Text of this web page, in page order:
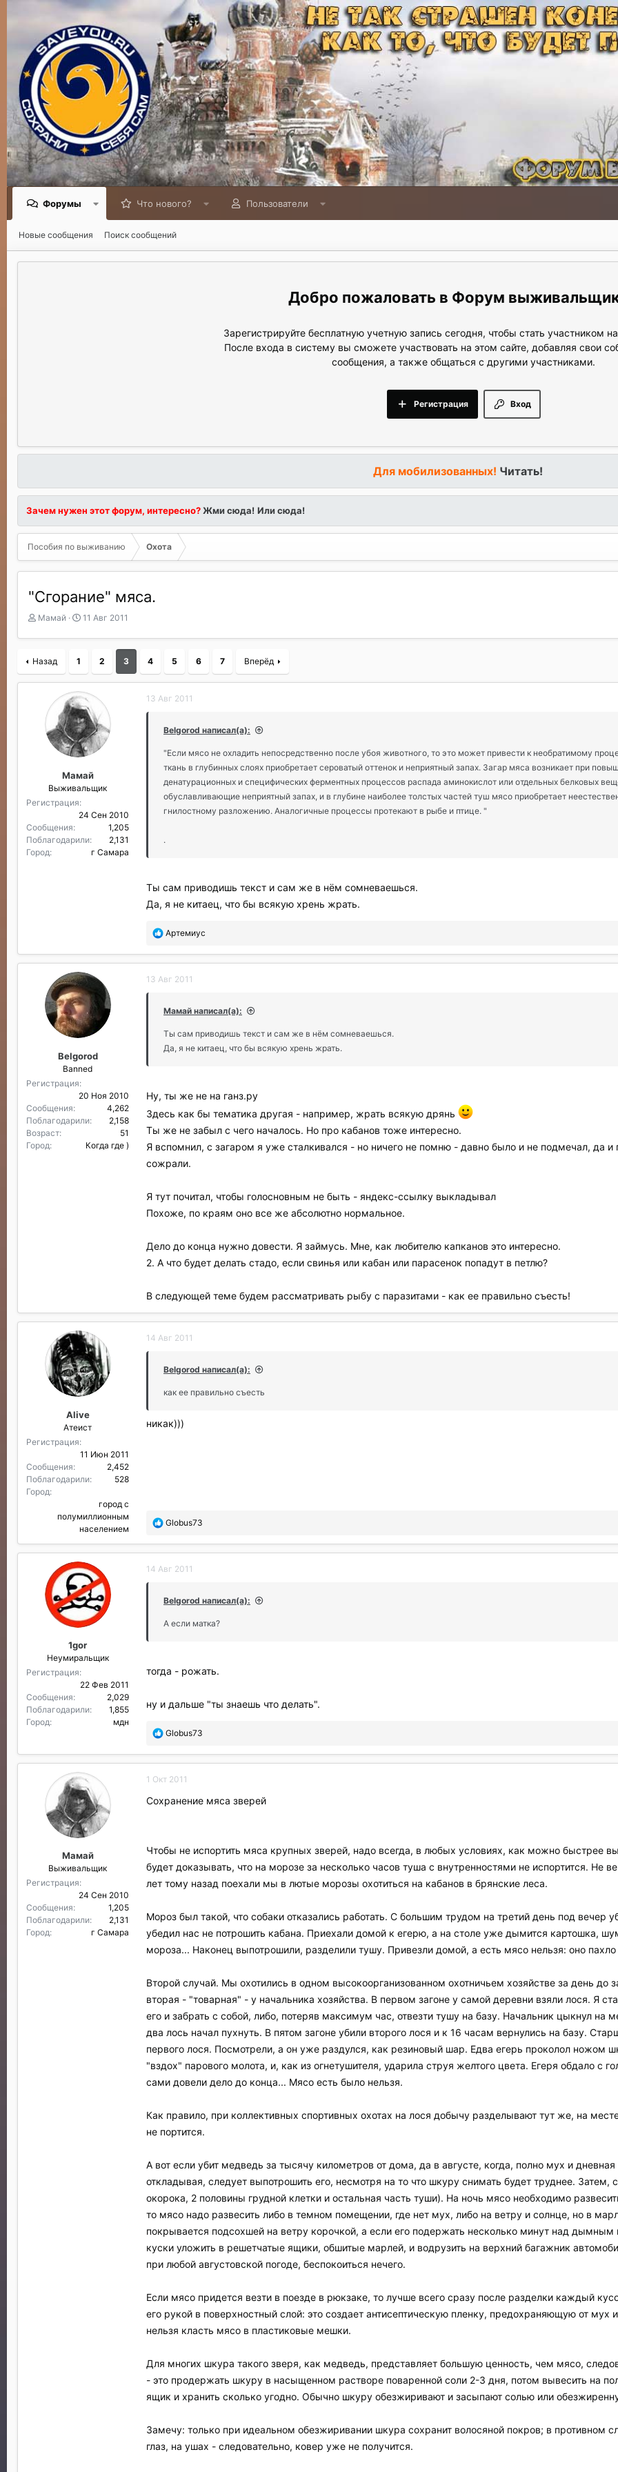
Форумы Что нового? Пользователи
Новые сообщения Поиск сообщений
Форум
Зарегистрируйте бесплатную учетную запись сегодня, чтобы стать участником
После входа в систему вы сможете участвовать на этом сайте, добавляя свои
сообщения, а также общаться с другими участниками.
Вход
Регистрация
Для мобилизованных! Читать!
Зачем нужен этот форум, интересно?Жми сюда! Или сюда!
Пособия по выживанию Охота
"Сгорание" мяса.
А
т
р
Мамай
Д
т
ч
а
л
а
11 Авг 2011
Назад 1 2 3 4 5 6 7 Вперёд
Мамай
Выживальщик
Регистрация
24 Сен 2010
Сообщения
1,205
Поблагодарили
2,131
Город
г Самара
13 Авг 2011
Belgorod написал(а):
"Если мясо не охладить непосредственно после убоя животного, то это может привести к необратимому
ткань в глубинных слоях приобретает сероватый оттенок и неприятный запах. Загар мяса возникает при
денатурационныx и специфических ферментных процессов распада аминокислот или отдельных белковых
обуславливающие неприятный запах, и в глубине наиболее толстых частей туш мясо приобретает
гнилостному разложению. Аналогичные процессы протекают в рыбе и птице. "
.
Ты сам приводишь текст и сам же в нём сомневаешься.
Да, я не китаец, что бы всякую хрень жрать.
П
б
а
о
а
р
:
Артемиус
Belgorod
Banned
Регистрация
20 Ноя 2010
Сообщения
4,262
Поблагодарили
2,158
Возраст
51
Город
Когда где )
13 Авг 2011
Мамай написал(а):
Ты сам приводишь текст и сам же в нём сомневаешься.
Да, я не китаец, что бы всякую хрень жрать.
Ну, ты же не на ганз.ру
Здесь как бы тематика другая - например, жрать всякую дрянь
Ты же не забыл с чего началось. Но про кабанов тоже интересно.
Я вспомнил, с загаром я уже сталкивался - но ничего не помню - давно было и не подмечал, да и
сожрали.
Я тут почитал, чтобы голосновным не быть - яндекс-ссылку выкладывал
Похоже, по краям оно все же абсолютно нормальное.
Дело до конца нужно довести. Я займусь. Мне, как любителю капканов это интересно.
2. А что будет делать стадо, если свинья или кабан или парасенок попадут в петлю?
В следующей теме будем рассматривать рыбу с паразитами - как ее правильно съесть!
Alive
Атеист
Регистрация
11 Июн 2011
Сообщения
2,452
Поблагодарили
528
Город
город с
полумиллионным
населением
14 Авг 2011
Belgorod написал(а):
как ее правильно съесть
никак)))
П
б
а
о
д
а
и
Globus73
1gor
Неумиральщик
Регистрация
22 Фев 2011
Сообщения
2,029
Поблагодарили
1,855
Город
мдн
14 Авг 2011
Belgorod написал(а):
А если матка?
тогда - рожать.
ну и дальше "ты знаешь что делать".
П
б
а
о
и
л
и
Globus73
Мамай
Выживальщик
Регистрация
24 Сен 2010
Сообщения
1,205
Поблагодарили
2,131
Город
г Самара
1 Окт 2011
Сохранение мяса зверей
Чтобы не испортить мяса крупных зверей, надо всегда, в любых условиях, как можно быстрее
будет доказывать, что на морозе за несколько часов туша с внутренностями не испортится. Не
лет тому назад поехали мы в лютые морозы охотиться на кабанов в брянские леса.
Мороз был такой, что собаки отказались работать. С большим трудом на третий день под вечер
убедил нас не потрошить кабана. Приехали домой к егерю, а на столе уже дымится картошка,
мороза... Наконец выпотрошили, разделили тушу. Привезли домой, а есть мясо нельзя: оно
Второй случай. Мы охотились в одном высокоорганизованном охотничьем хозяйстве за день
вторая - "товарная" - у начальника хозяйства. В первом загоне у самой деревни взяли лося. Я
его и забрать с собой, либо, потеряв максимум час, отвезти тушу на базу. Начальник цыкнул
два лось начал пухнуть. В пятом загоне убили второго лося и к 16 часам вернулись на базу.
первого лося. Посмотрели, а он уже раздулся, как резиновый шар. Едва егерь проколол ножом
"вздох" парового молота, и, как из огнетушителя, ударила струя желтого цвета. Егеря обдало
сами довели дело до конца... Мясо есть было нельзя.
Как правило, при коллективных спортивных охотах на лося добычу разделывают тут же, на
не портится.
А вот если убит медведь за тысячу километров от дома, да в августе, когда, полно мух и
откладывая, следует выпотрошить его, несмотря на то что шкуру снимать будет труднее.
окорока, 2 половины грудной клетки и остальная часть туши). На ночь мясо необходимо
то мясо надо развесить либо в темном помещении, где нет мух, либо на ветру и солнце, но в
покрывается подсохшей на ветру корочкой, а если его подержать несколько минут над
куски уложить в решетчатые ящики, обшитые марлей, и водрузить на верхний багажник
при любой августовской погоде, беспокоиться нечего.
Если мясо придется везти в поезде в рюкзаке, то лучше всего сразу после разделки каждый
его рукой в поверхностный слой: это создает антисептическую пленку, предохраняющую от
нельзя класть мясо в пластиковые мешки.
Для многих шкура такого зверя, как медведь, представляет большую ценность, чем мясо,
- это продержать шкуру в насыщенном растворе поваренной соли 2-3 дня, потом вывесить на
ящик и хранить сколько угодно. Обычно шкуру обезжиривают и засыпают солью или
Замечу: только при идеальном обезжиривании шкура сохранит волосяной покров; в противном
глаз, на ушах - следовательно, ковер уже не получится.